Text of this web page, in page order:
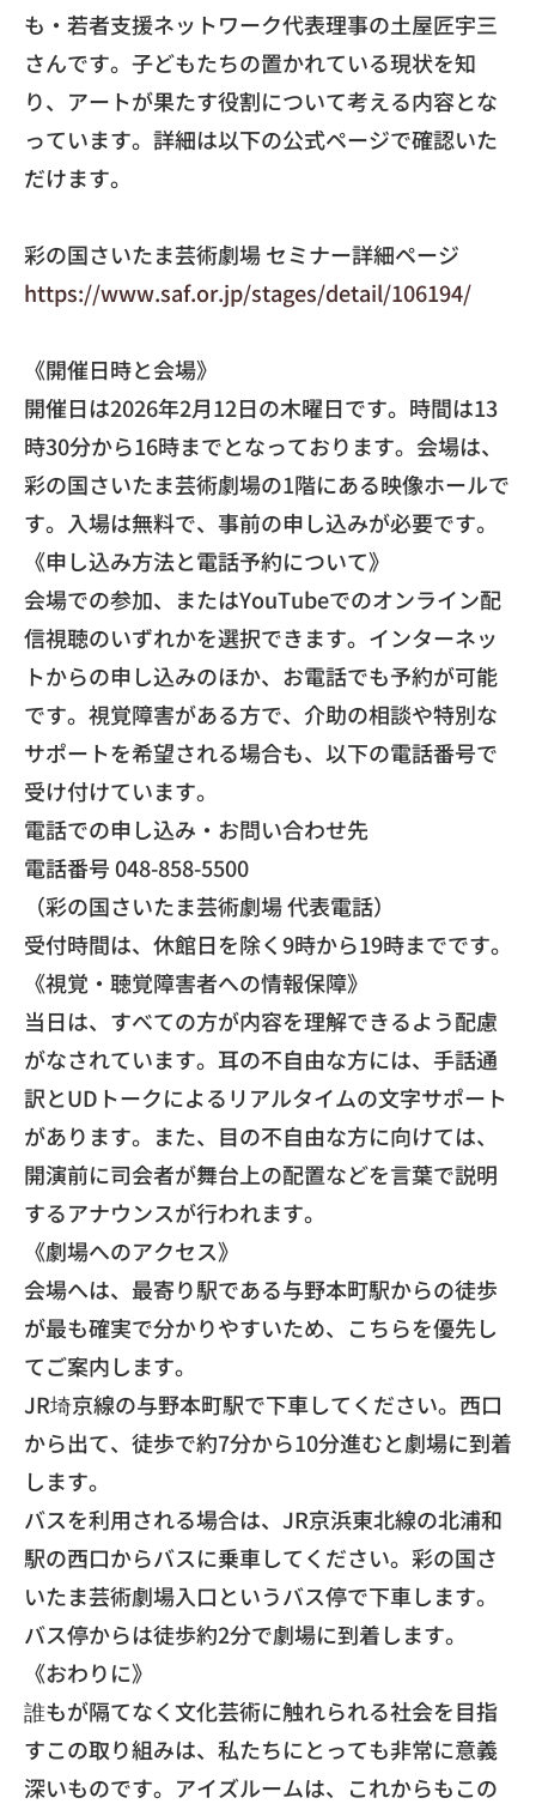
も・ 若者支援ネットワーク代表理事の土屋匠宇三
さんです。 子どもたちの置かれている現状を知
り、 アートが果たす役割について考える内容とな
っています。 詳細は以下の公式ページで確認いた
だけます。
彩の国さいたま芸術劇場 セミナー詳細ページ
https://www.saf.or.jp/stages/detail/106194/
《開催日時と会場》
開催日は2026年2月12日の木曜日です。 時間は13
時30分から16時までとなっております。会場は、
彩の国さいたま芸術劇場の1階にある映像ホールで
す。 入場は無料で、事前の申し込みが必要です。
​《申し込み方法と電話予約について》
会場での参加、 またはYouTubeでのオンライン配
信視聴のいずれかを選択できます。インターネッ
トからの申し込みのほか、 お電話でも予約が可能
です。視覚障害がある方で、 介助の相談や特別な
サポートを希望される場合も、 以下の電話番号で
受け付けています。
​電話での申し込み・お問い合わせ先
電話番号 048-858-5500
（彩の国さいたま芸術劇場 代表電話）
受付時間は、休館日を除く9時から19時までです。
​《視覚・聴覚障害者への情報保障》
当日は、 すべての方が内容を理解できるよう配慮
がなされています。 耳の不自由な方には、 手話通
訳とUDトークによるリアルタイムの文字サポート
があります。また、目の不自由な方に向けては、
開演前に司会者が舞台上の配置などを言葉で説明
するアナウンスが行われます。
​《劇場へのアクセス》
会場へは、 最寄り駅である与野本町駅からの徒歩
が最も確実で分かりやすいため、こちらを優先し
てご案内します。
​JR埼京線の与野本町駅で下車してください。西口
から出て、 徒歩で約7分から10分進むと劇場に到着
します。
​バスを利用される場合は、 JR京浜東北線の北浦和
駅の西口からバスに乗車してください。 彩の国さ
いたま芸術劇場入口というバス停で下車します。
バス停からは徒歩約2分で劇場に到着します。
​《おわりに》
誰もが隔てなく文化芸術に触れられる社会を目指
すこの取り組みは、私たちにとっても非常に意義
深いものです。アイズルームは、 これからもこの